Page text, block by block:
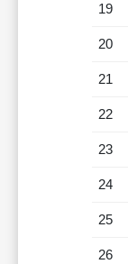
19
20
21
22
23
24
25
26